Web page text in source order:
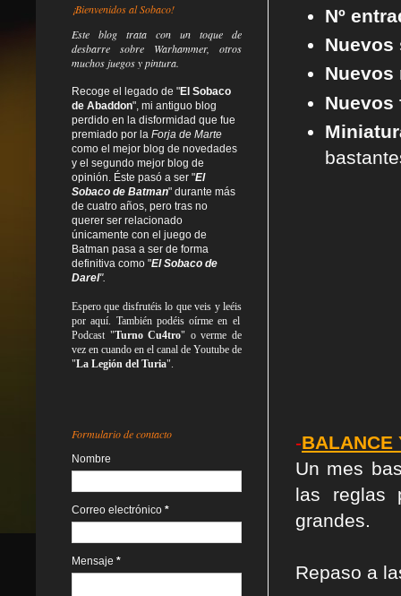
Nº
Nuevos
Nuevos
Nuevos
-BALANCE
Un mes
las reglas
grandes.
Repaso a
¡Bienvenidos al Sobaco!
Este blog trata con un toque de
desbarre sobre Warhammer, otros
muchos juegos y pintura.
Recoge el legado de "El Sobaco
de Abaddon", mi antiguo blog
perdido en la disformidad que fue
premiado por la Forja de Marte
como el mejor blog de novedades
y el segundo mejor blog de
opinión. Éste pasó a ser "El
Sobaco de Batman" durante más
de cuatro años, pero tras no
querer ser relacionado
únicamente con el juego de
Batman pasa a ser de forma
definitiva como "El Sobaco de
Darel".
Espero que disfrutéis lo queveis yleéis
por aquí. También podéis oírme en el
Podcast "Turno Cu4tro" o verme de
vez en cuando en el canal de Youtube de
"La Legión del Turia".
Formulario de contacto
Nombre
Correo electrónico *
Mensaje *